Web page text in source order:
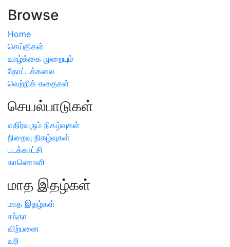
Browse
Home
செய்திகள்
வாழ்க்கை முறையும்
தோட்டக்கலை
வெற்றிக் கதைகள்
செயல்பாடுகள்
எதிர்வரும் நிகழ்வுகள்
நிறைவு நிகழ்வுகள்
படக்காட்சி
காணொளி
மாத இதழ்கள்
மாத இதழ்கள்
சந்தா
விற்பனை
வரி